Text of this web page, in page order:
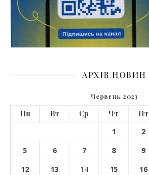
АРХІВ НОВИН
Червень 2023
Пн Вт Ср Чт Пт
1
2
5
6 7 8 9
12
13 14 15 16